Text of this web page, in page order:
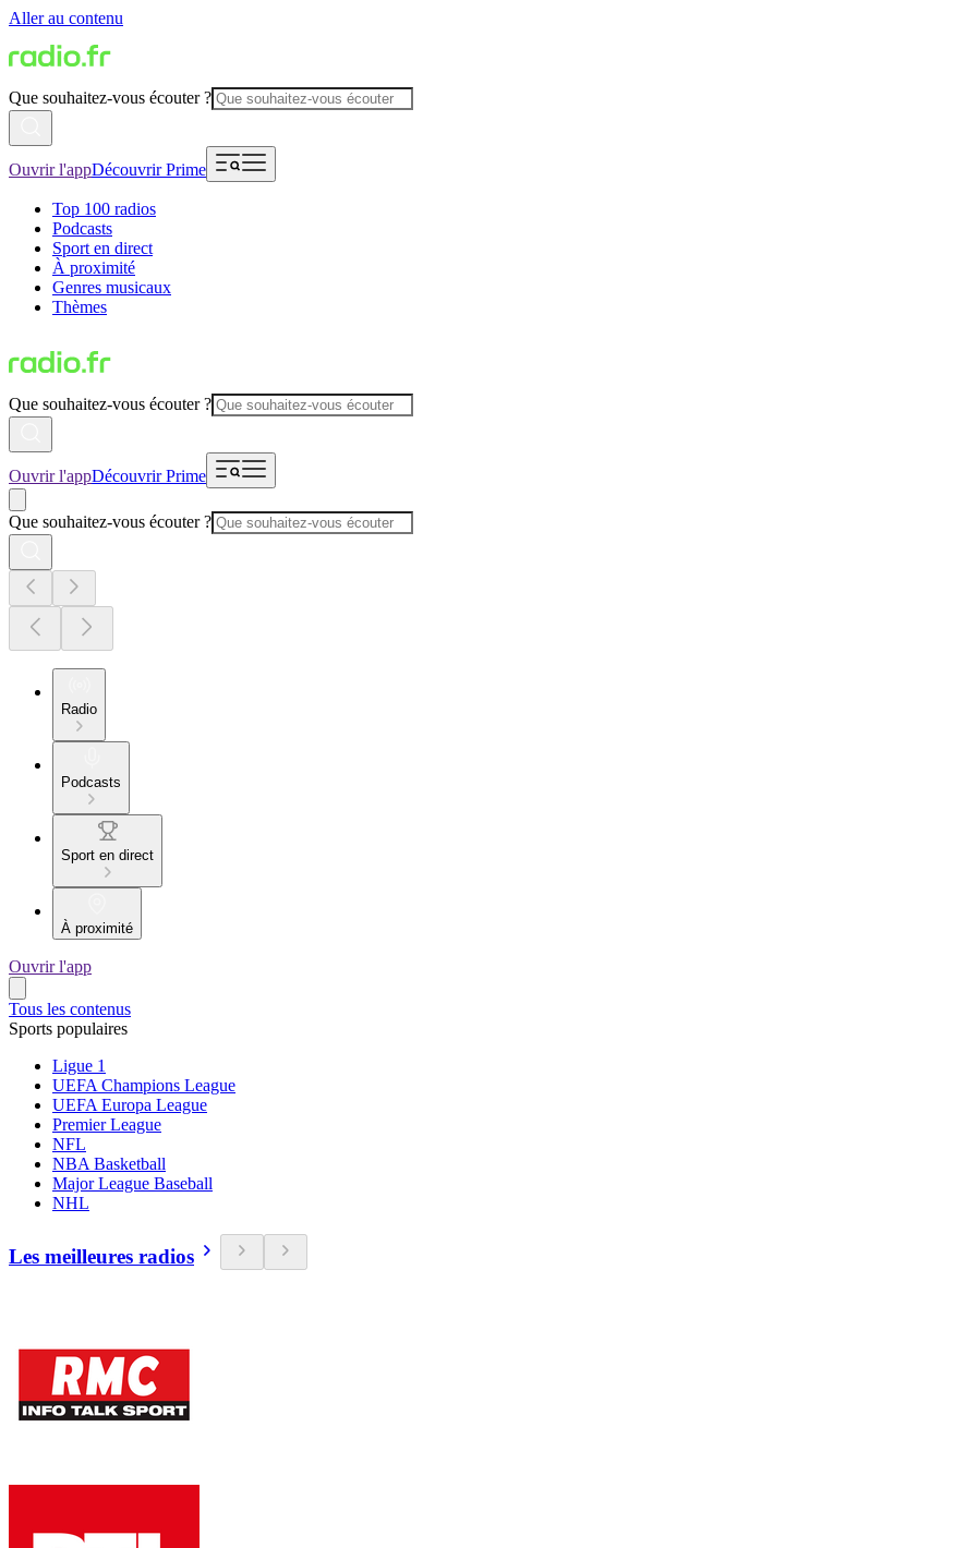
Aller au contenu
Que souhaitez-vous écouter ?
Ouvrir l'appDécouvrir Prime
Top 100 radios
Podcasts
Sport en direct
À proximité
Genres musicaux
Thèmes
Que souhaitez-vous écouter ?
Ouvrir l'appDécouvrir Prime
Que souhaitez-vous écouter ?
Radio
Podcasts
Sport en direct
À proximité
Ouvrir l'app
Tous les contenus
Sports populaires
Ligue 1
UEFA Champions League
UEFA Europa League
Premier League
NFL
NBA Basketball
Major League Baseball
NHL
Les meilleures radios